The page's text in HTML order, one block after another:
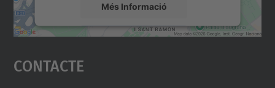
Més Informació
Accepta
powered by
Contacte